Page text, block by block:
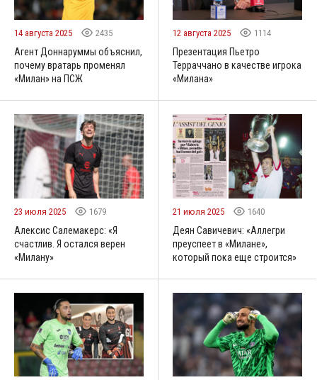
14 августа 2025 2435
Агент Доннаруммы объяснил,
почему вратарь променял
«Милан» на ПСЖ
12 августа 2025 1114
Презентация Пьетро
Терраччано в качестве игрока
«Милана»
23 июля 2025 1679
Алексис Салемакерс: «Я
счастлив. Я остался верен
«Милану»
21 июля 2025 1640
Деян Савичевич: «Аллегри
преуспеет в «Милане»,
который пока еще строится»